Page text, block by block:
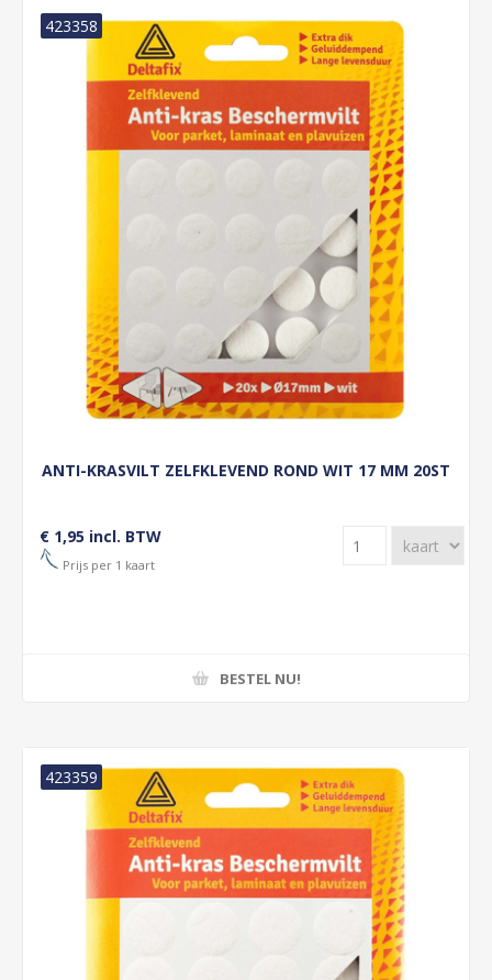
ANTI-KRASVILT ZELFKLEVEND ROND WIT 17 MM 20ST
423358
€ 1,95 incl. BTW
Prijs per 1 kaart
BESTEL NU!
423359